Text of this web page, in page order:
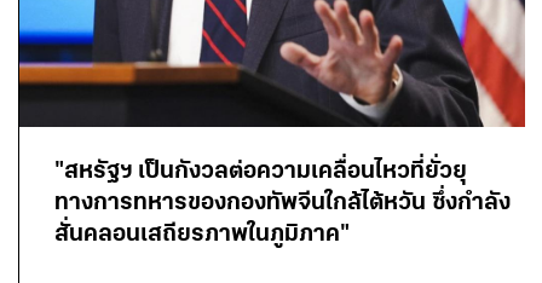
"สหรัฐฯ เป็นกังวลต่อความเคลื่อนไหวที่ยั่วยุ
ทางการทหารของกองทัพจีนใกล้ไต้หวัน ซึ่งกำลัง
สั่นคลอนเสถียรภาพในภูมิภาค"